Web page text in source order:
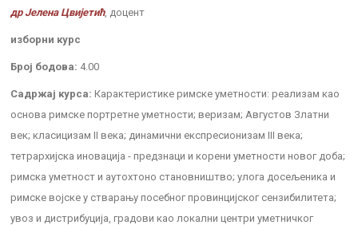
др Јелена Цвијетић, доцент
изборни курс
Број бодова: 4.00
Садржај курса: Карактеристике римске уметности: реализам као
основа римске портретне уметности; веризам; Августов Златни
век; класицизам II века; динамични експресионизам III века;
тетрархијска иновација - предзнаци и корени уметности новог доба;
римска уметност и аутохтоно становништво; улога досељеника и
римске војске у стварању посебног провинцијског сензибилитета;
увоз и дистрибуција, градови као локални центри уметничког